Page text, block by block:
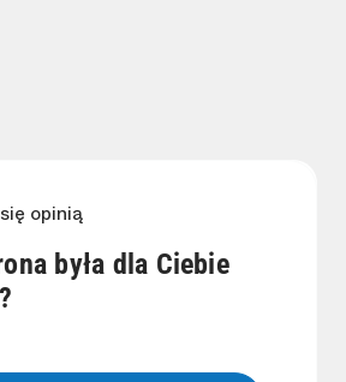
opinią
była dla Ciebie